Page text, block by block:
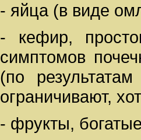
- яйца (в виде
- кефир,
симптомов
(по
ограничивают,
- фрукты,